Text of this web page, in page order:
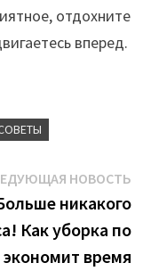
отдохните
вперед.
НОВОСТЬ
никакого
Как уборка по
время